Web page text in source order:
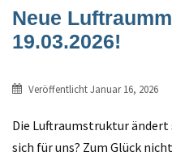
Neue
19.03.2026!
VeröffentlichtJanuar 16, 2026
Die Luftraumstruktur ändert
sich für uns? Zum Glück